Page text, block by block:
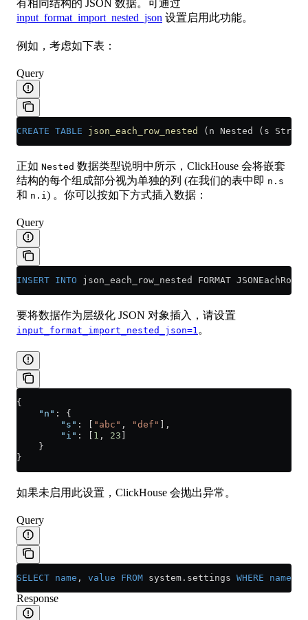
有相同结构的 JSON 数据。可通过
input_format_import_nested_json 设置启用此功能。
例如，考虑如下表：
Query
CREATE TABLE json_each_row_nested (n Nested (s
正如 Nested 数据类型说明中所示，ClickHouse 会将嵌套
结构的每个组成部分视为单独的列 (在我们的表中即 n.s
和 n.i ) 。你可以按如下方式插入数据：
Query
INSERT INTO json_each_row_nested FORMAT JSONEachRow {
要将数据作为层级化 JSON 对象插入，请设置
input_format_import_nested_json=1 。
{
    "n"
: {
        "s"
: [ "abc" , "def" ],
        "i"
: [ 1 , 23 ]
    }
}
如果未启用此设置，ClickHouse 会抛出异常。
Query
SELECT name , value FROM system . settings WHERE name
Response